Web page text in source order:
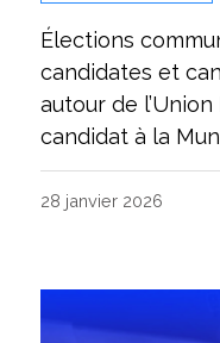
Élections
candidates et
autour de
candidat à la
28 janvier 2026